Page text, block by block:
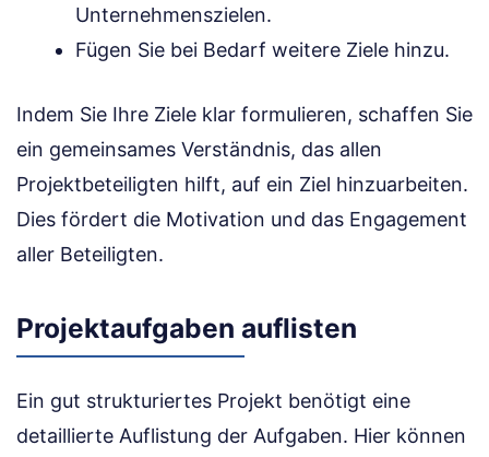
Unternehmenszielen.
Fügen Sie bei Bedarf weitere Ziele hinzu.
Indem Sie Ihre Ziele klar formulieren, schaffen Sie
ein gemeinsames Verständnis, das allen
Projektbeteiligten hilft, auf ein Ziel hinzuarbeiten.
Dies fördert die Motivation und das Engagement
aller Beteiligten.
Projektaufgaben auflisten
Ein gut strukturiertes Projekt benötigt eine
detaillierte Auflistung der Aufgaben. Hier können